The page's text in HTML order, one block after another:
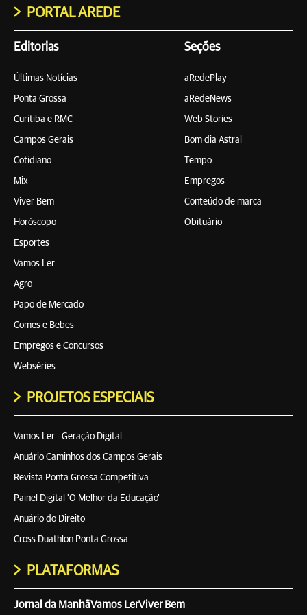
PORTAL AREDE
Editorias
Últimas Notícias
Ponta Grossa
Curitiba e RMC
Campos Gerais
Cotidiano
Mix
Viver Bem
Horóscopo
Esportes
Vamos Ler
Agro
Papo de Mercado
Comes e Bebes
Empregos e Concursos
Webséries
Seções
aRedePlay
aRedeNews
Web Stories
Bom dia Astral
Tempo
Empregos
Conteúdo de marca
Obituário
PROJETOS ESPECIAIS
Vamos Ler - Geração Digital
Anuário Caminhos dos Campos Gerais
Revista Ponta Grossa Competitiva
Painel Digital 'O Melhor da Educação'
Anuário do Direito
Cross Duathlon Ponta Grossa
PLATAFORMAS
Jornal da ManhãVamos LerViver Bem